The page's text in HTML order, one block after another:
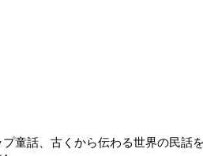
童話、古くから伝わる世界の民話